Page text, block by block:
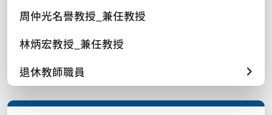
周仲光名譽教授_兼任教授
林炳宏教授_兼任教授
退休教師職員